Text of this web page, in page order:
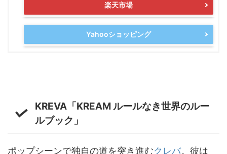
楽天市場
Yahooショッピング
KREVA「KREAM ルールなき世界のルー
ルブック」
ポップシーンで独自の道を突き進むクレバ。彼は